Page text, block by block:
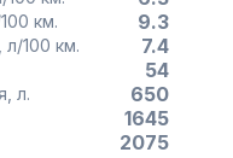
км. 9.3
100 км. 7.4
54
Объем багажного отделения, л. 650
1645
2075